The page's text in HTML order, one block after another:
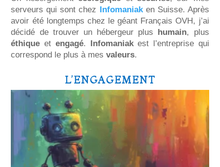
serveurs qui sont chez Infomaniak en Suisse. Après
avoir été longtemps chez le géant Français OVH, j’ai
décidé de trouver un hébergeur plus humain, plus
éthique et engagé. Infomaniakest l’entreprise qui
correspond le plus à mesvaleurs.
L’ENGAGEMENT